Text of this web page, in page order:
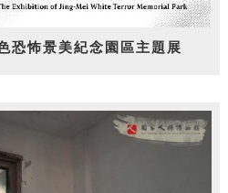
恐怖景美紀念園區主題展